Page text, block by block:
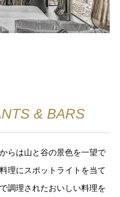
& BARS
らは山と谷の景色を一望で
理にスポットライトを当て
調理されたおいしい料理を